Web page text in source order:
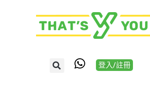
登入/註冊